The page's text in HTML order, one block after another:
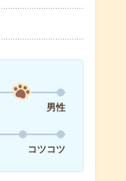
男性
コツコツ